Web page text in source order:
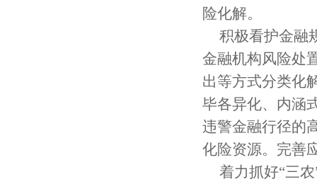
险化解。
积极看护金融
金融机构风险处
出等方式分类化
毕各异化、内涵
违警金融行径的
化险资源。完善
着力抓好“三